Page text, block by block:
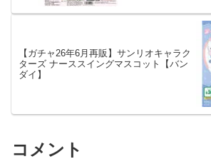
【ガチャ26年6月再販】サンリオキャラク
ターズ ナーススイングマスコット【バン
ダイ】
コメント